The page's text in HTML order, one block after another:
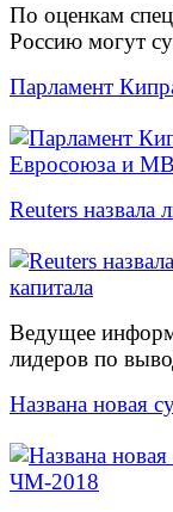
По оценкам
Россию могут
Парламент
Reuters
Ведущее
лидеров по
Названа новая